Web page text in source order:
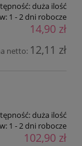
duża ilość
1 - 2 dni robocze
14,90 zł
netto: 12,11 zł
duża ilość
1 - 2 dni robocze
102,90 zł